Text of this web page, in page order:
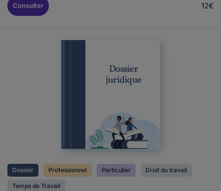
Consulter 12€
Dossier
juridique
Dossier Professionnel Particulier Droit du travail
Temps de Travail